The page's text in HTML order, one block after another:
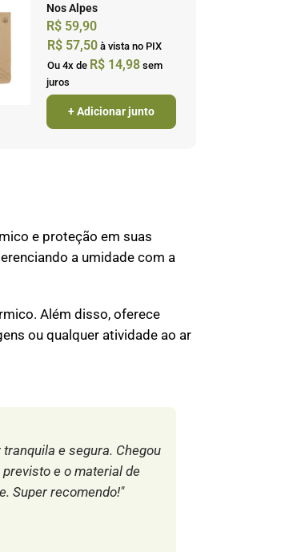
Nos Alpes
R$ 59,90
R$ 57,50 à vista no PIX
Ou 4x de R$ 14,98 sem
juros
+ Adicionar junto
e proteção em suas
a umidade com a
Além disso, oferece
ou qualquer atividade ao ar
e segura. Chegou
e o material de
Super recomendo!"